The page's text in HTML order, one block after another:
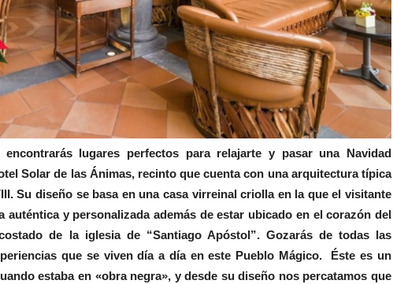
encontrarás lugares perfectos para relajarte y pasar una Navidad
Solar de las Ánimas, recinto que cuenta con una arquitectura típica
Su diseño se basa en una casa virreinal criolla en la que el visitante
auténtica y personalizada además de estar ubicado en el corazón del
de la iglesia de “Santiago Apóstol”. Gozarás de todas las
que se viven día a día en este Pueblo Mágico. Éste es un
estaba en «obra negra», y desde su diseño nos percatamos que